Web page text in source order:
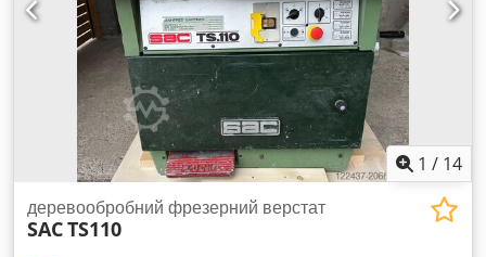
1 / 14
деревообробний фрезерний верстат
SACTS110